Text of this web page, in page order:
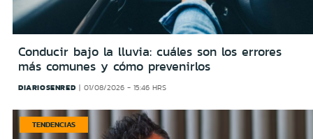
Conducir bajo la lluvia: cuáles son los errores
más comunes y cómo prevenirlos
DIARIOSENRED 01/08/2026 - 15:46 HRS
TENDENCIAS